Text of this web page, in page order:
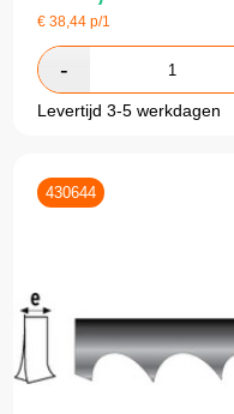
€38,44 p/1
Levertijd 3-5 werkdagen
430644